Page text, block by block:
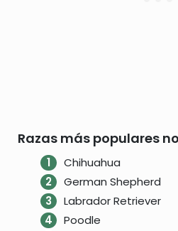
Razas más populares
Chihuahua
German Shepherd
Labrador Retriever
Poodle